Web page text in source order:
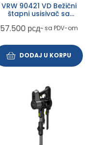
VRW 90421 VD Bežični
štapni usisivač sa
57.500 рсд~ sa PDV-om
DODAJ U KORPU